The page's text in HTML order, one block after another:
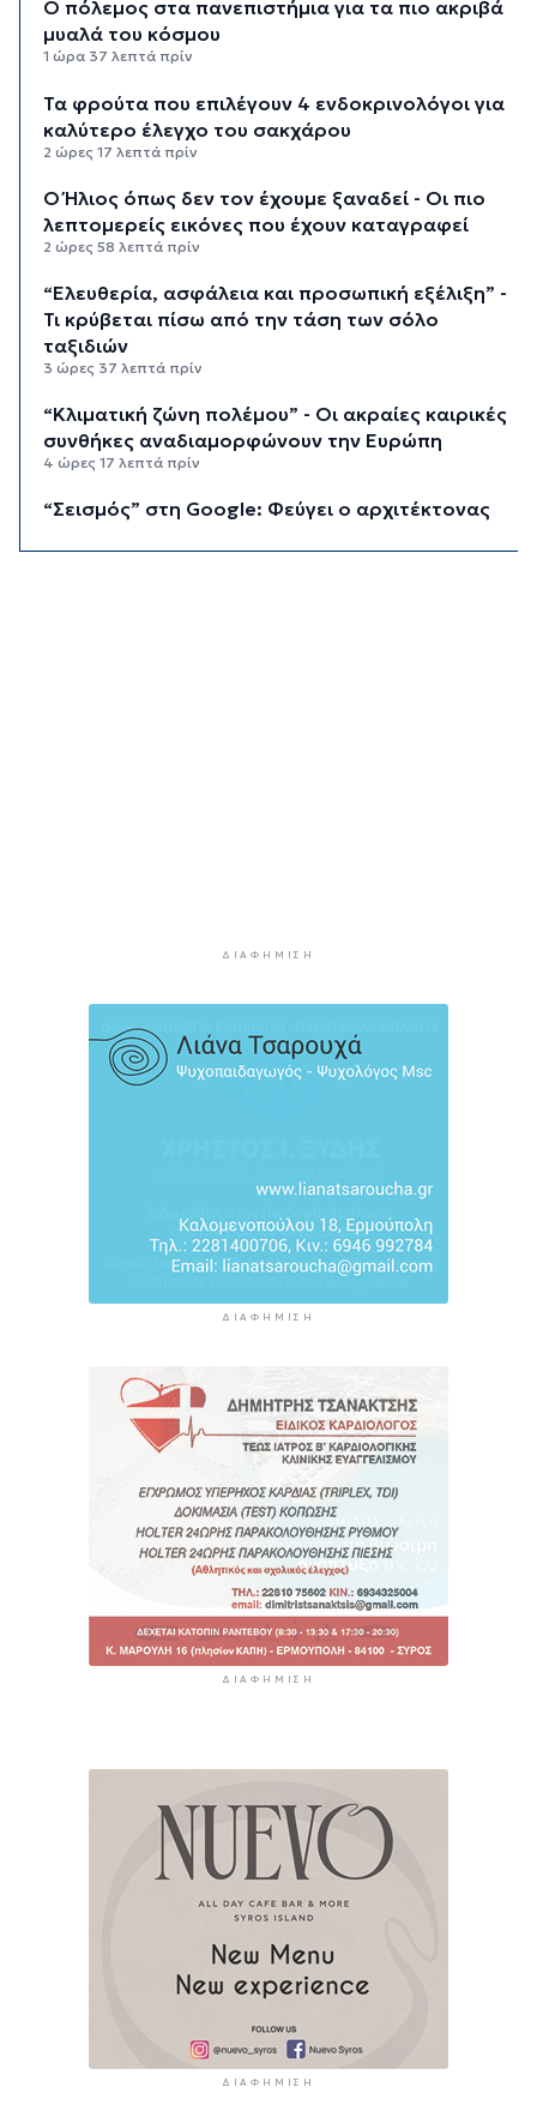
Ο πόλεμος στα πανεπιστήμια για τα πιο ακριβά
μυαλά του κόσμου
1 ώρα 37 λεπτά πρίν
Τα φρούτα που επιλέγουν 4 ενδοκρινολόγοι για
καλύτερο έλεγχο του σακχάρου
2 ώρες 17 λεπτά πρίν
Ο Ήλιος όπως δεν τον έχουμε ξαναδεί - Οι πιο
λεπτομερείς εικόνες που έχουν καταγραφεί
2 ώρες 58 λεπτά πρίν
“Ελευθερία, ασφάλεια και προσωπική εξέλιξη” -
Τι κρύβεται πίσω από την τάση των σόλο
ταξιδιών
3 ώρες 37 λεπτά πρίν
“Κλιματική ζώνη πολέμου” - Οι ακραίες καιρικές
συνθήκες αναδιαμορφώνουν την Ευρώπη
4 ώρες 17 λεπτά πρίν
“Σεισμός” στη Google: Φεύγει ο αρχιτέκτονας
4 ώρες 57 λεπτά πρίν
Αυξήθηκαν οι Έλληνες που αποφάσισαν να
διακόψουν το κάπνισμα
7 ώρες 28 λεπτά πρίν
ΔΙΑΦΉΜΙΣΗ
ΔΙΑΦΉΜΙΣΗ
ΔΙΑΦΉΜΙΣΗ
ΔΙΑΦΉΜΙΣΗ